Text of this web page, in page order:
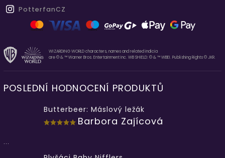
PotterfanCZ
WIZARDING WORLD characters, names and related indicia
are © & ™ Warner Bros. Entertainment Inc. WB SHIELD: © & ™ WBEI. Publishing Rights © JKR.
POSLEDNÍ HODNOCENÍ PRODUKTŮ
Butterbeer: Máslový ležák
Barbora Zajícová
...